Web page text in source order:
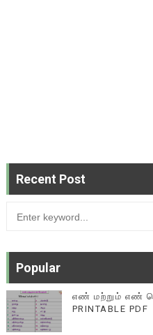
Recent Post
Popular
எண் மற்றும் எண்
PRINTABLE PDF